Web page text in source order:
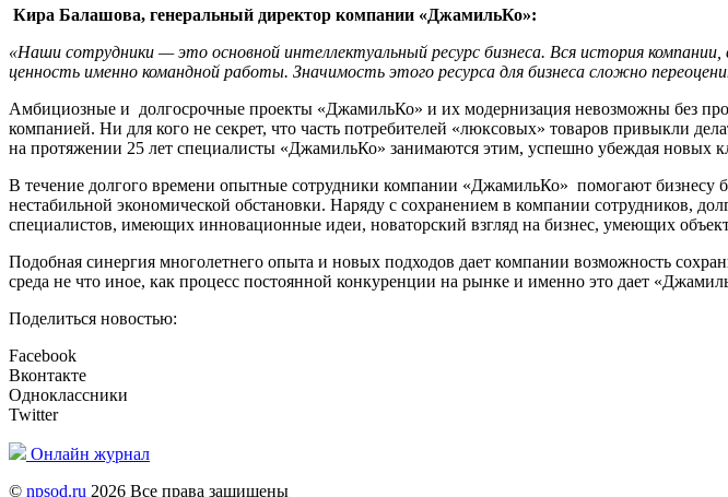
Кира Балашова, генеральный директор компании «ДжамильКо»:
«Наши сотрудники — это основной интеллектуальный ресурс бизнеса. Вся история
ценность именно командной работы. Значимость этого ресурса для бизнеса сложно
Амбициозные и долгосрочные проекты «ДжамильКо» и их модернизация невозможны без
компанией. Ни для кого не секрет, что часть потребителей «люксовых» товаров привыкли
на протяжении 25 лет специалисты «ДжамильКо» занимаются этим, успешно убеждая новых
В течение долгого времени опытные сотрудники компании «ДжамильКо» помогают бизнесу
нестабильной экономической обстановки. Наряду с сохранением в компании сотрудников,
специалистов, имеющих инновационные идеи, новаторский взгляд на бизнес, умеющих
Подобная синергия многолетнего опыта и новых подходов дает компании возможность
среда не что иное, как процесс постоянной конкуренции на рынке и именно это дает
Поделиться новостью:
Facebook
Вконтакте
Одноклассники
Twitter
Онлайн журнал
© npsod.ru 2026 Все права защищены